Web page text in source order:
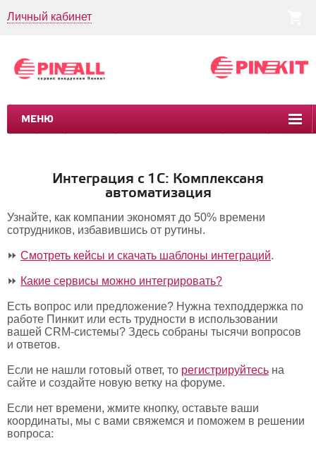
Личный кабинет
МЕНЮ
CRM CMS КЕЙСЫ
Интеграция с 1С: Комплексаня
автоматизация
Узнайте, как компании экономят до 50% времени
сотрудников, избавившись от рутины.
⏩ Смотреть кейсы и скачать шаблоны интеграций.
⏩ Какие сервисы можно интегрировать?
Есть вопрос или предложение? Нужна техподдержка по
работе Пинкит или есть трудности в использовании
вашей CRM-системы? Здесь собраны тысячи вопросов
и ответов.
Если не нашли готовый ответ, то регистрируйтесь на
сайте и создайте новую ветку на форуме.
Если нет времени, жмите кнопку, оставьте ваши
координаты, мы с вами свяжемся и поможем в решении
вопроса: